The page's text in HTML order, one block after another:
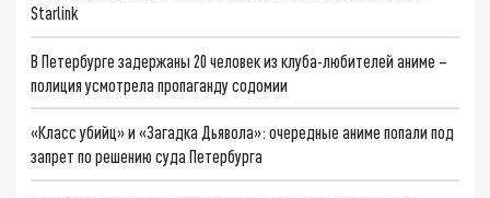
Starlink
В Петербурге задержаны 20 человек из клуба-любителей аниме –
полиция усмотрела пропаганду содомии
«Класс убийц» и «Загадка Дьявола»: очередные аниме попали под
запрет по решению суда Петербурга